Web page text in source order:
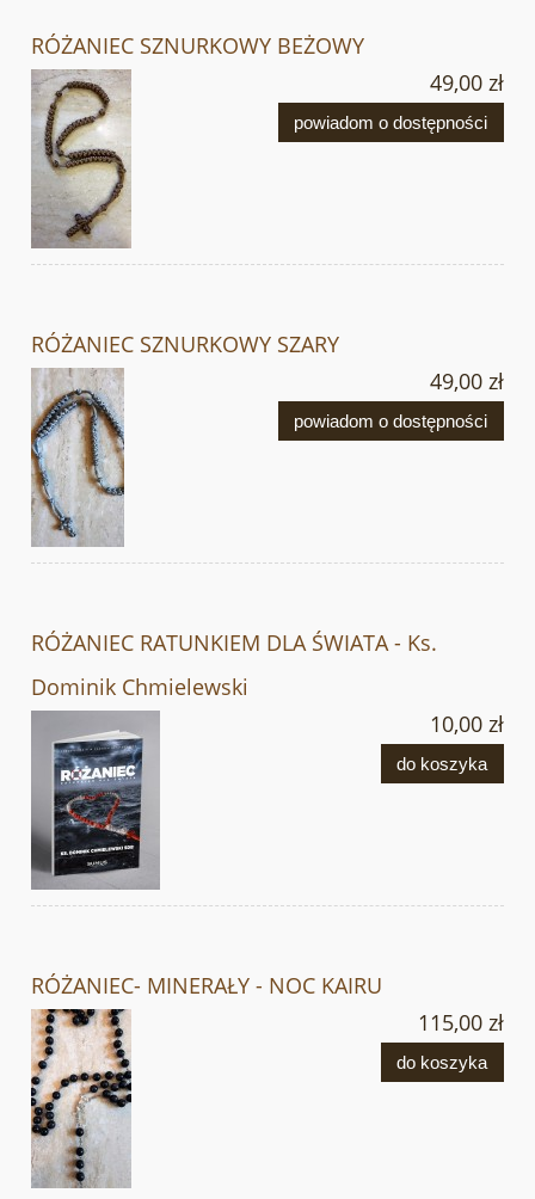
RÓŻANIEC SZNURKOWY BEŻOWY
49,00 zł
powiadom o dostępności
RÓŻANIEC SZNURKOWY SZARY
49,00 zł
powiadom o dostępności
RÓŻANIEC RATUNKIEM DLA ŚWIATA - Ks.
Dominik Chmielewski
10,00 zł
do koszyka
RÓŻANIEC- MINERAŁY - NOC KAIRU
115,00 zł
do koszyka